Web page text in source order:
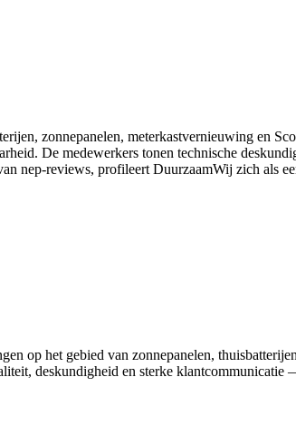
zonnepanelen, meterkastvernieuwing en
De medewerkers tonen technische
nep-reviews, profileert DuurzaamWij zich als
op het gebied van zonnepanelen,
deskundigheid en sterke klantcommunicatie